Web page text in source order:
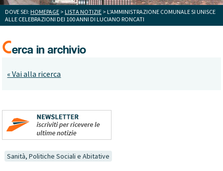
DOVE SEI: HOMEPAGE > LISTA NOTIZIE > L'AMMINISTRAZIONE COMUNALE SI UNISCE
ALLE CELEBRAZIONI DEI 100 ANNI DI LUCIANO RONCATI
« Vai alla ricerca
Sanità, Politiche Sociali e Abitative